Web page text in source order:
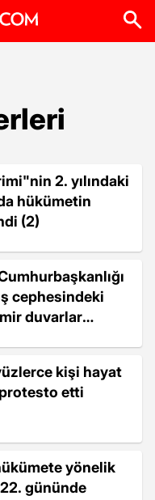
2. yılındaki
hükümetin
(2)
cephesindeki
duvarlar
kişi hayat
protesto etti
yönelik
gününde